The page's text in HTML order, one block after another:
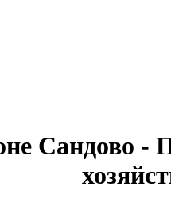
Сандово -